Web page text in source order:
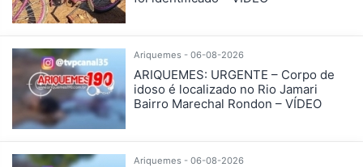
Ariquemes - 06-08-2026
ARIQUEMES: URGENTE – Corpo de
idoso é localizado no Rio Jamari
Bairro Marechal Rondon – VÍDEO
Ariquemes - 06-08-2026